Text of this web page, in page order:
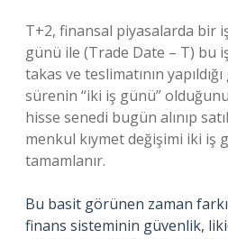
T+2, finansal piyasalarda bir
günü ile (Trade Date – T) bu
takas ve teslimatının
sürenin “iki iş günü”
hisse senedi bugün alınıp
menkul kıymet değişimi iki iş
tamamlanır.
Bu basit görünen zaman
finans sisteminin güvenlik,